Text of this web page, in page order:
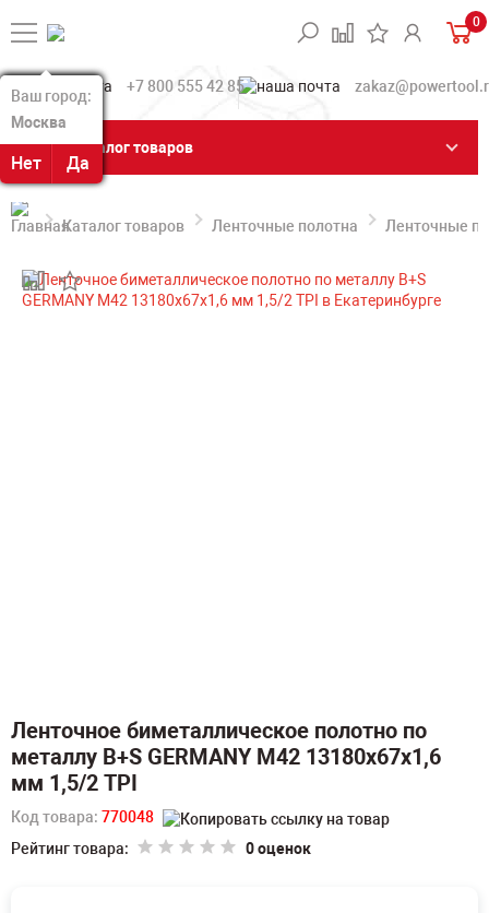
Ваш город:
Москва
Нет Да
Ваш город:
Москва
Нет Да
0
+7 800 555 42 85
Каталог товаров
Каталог товаров Ленточные полотна Ленточные
Ленточное биметаллическое полотно по
металлу B+S GERMANY M42 13180х67х1,6
мм 1,5/2 TPI
Код товара: 770048
Рейтинг товара:
0 оценок